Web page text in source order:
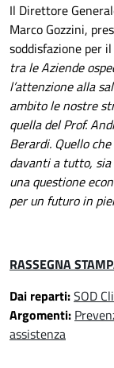
Il Direttore
Marco Gozzini,
soddisfazione per
tra le Aziende
l’attenzione alla
ambito le nostre
quella del Prof.
Berardi. Quello
davanti a tutto,
una questione
per un futuro in
RASSEGNA
Dai reparti:SOD
Argomenti:
assistenza